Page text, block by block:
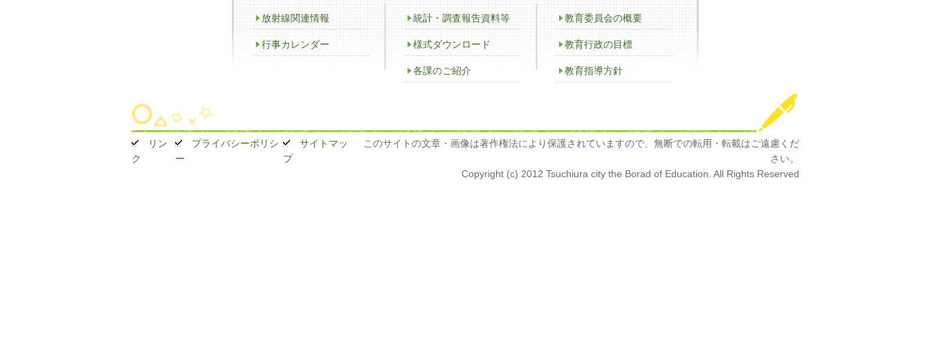
放射線関連情報
行事カレンダー
統計・調査報告資料等
様式ダウンロード
各課のご紹介
教育委員会の概要
教育行政の目標
教育指導方針
リン
ク
プライバシーポリシ
ー
サイトマッ
プ
このサイトの文章・画像は著作権法により保護されていますので、無断での転用・転載はご遠慮くだ
さい。
Copyright (c) 2012 Tsuchiura city the Borad of Education. All Rights Reserved